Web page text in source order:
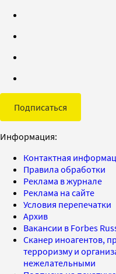
Подписаться
Информация:
Контактная
Правила обработки
Реклама в журнале
Реклама на сайте
Условия перепечатки
Архив
Вакансии в Forbes
Сканер иноагентов,
терроризму и
нежелательными